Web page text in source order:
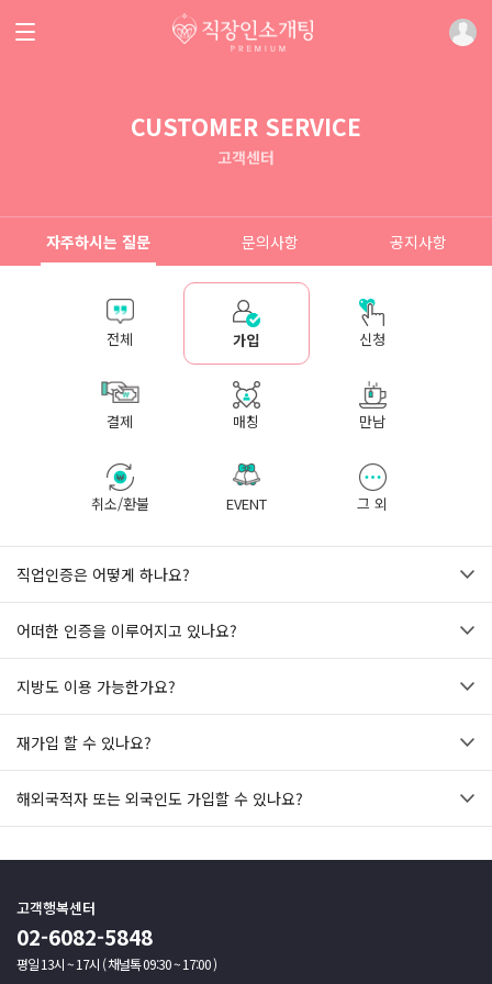
CUSTOMER SERVICE
고객센터
자주하시는 질문 문의사항 공지사항
전체 가입 신청
결제 매칭 만남
취소/환불 EVENT 그 외
직업인증은 어떻게 하나요?
어떠한 인증을 이루어지고 있나요?
지방도 이용 가능한가요?
재가입 할 수 있나요?
해외국적자 또는 외국인도 가입할 수 있나요?
고객행복센터
02-6082-5848
평일 13시 ~ 17시 ( 채널톡 09:30 ~ 17:00 )